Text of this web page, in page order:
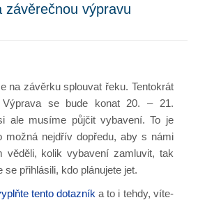
závěrečnou výpravu
na závěrku splouvat řeku. Tentokrát
se bude konat 20. – 21.
ale musíme půjčit vybavení. To je
možná nejdřív dopředu, aby s námi
věděli, kolik vybavení zamluvit, tak
se přihlásili, kdo plánujete jet.
tento dotazník a to i tehdy, víte-